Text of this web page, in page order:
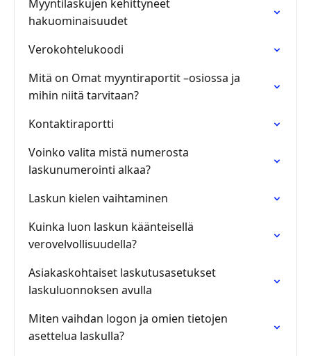
Myyntilaskujen kehittyneet
hakuominaisuudet
Verokohtelukoodi
Mitä on Omat myyntiraportit –osiossa ja
mihin niitä tarvitaan?
Kontaktiraportti
Voinko valita mistä numerosta
laskunumerointi alkaa?
Laskun kielen vaihtaminen
Kuinka luon laskun käänteisellä
verovelvollisuudella?
Asiakaskohtaiset laskutusasetukset
laskuluonnoksen avulla
Miten vaihdan logon ja omien tietojen
asettelua laskulla?